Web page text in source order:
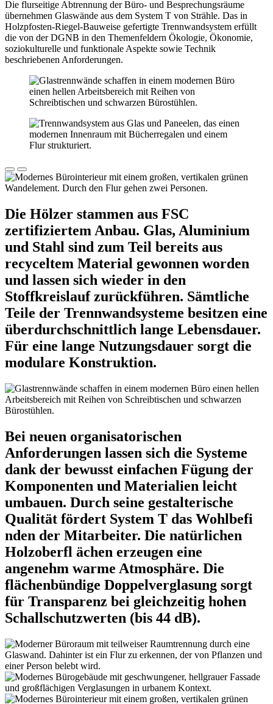
Die flurseitige Abtrennung der Büro- und Besprechungsräume
übernehmen Glaswände aus dem System T von Strähle. Das in
Holzpfosten-Riegel-Bauweise gefertigte Trennwandsystem erfüllt
die von der DGNB in den Themenfeldern Ökologie, Ökonomie,
soziokulturelle und funktionale Aspekte sowie Technik
beschriebenen Anforderungen.
Die Hölzer stammen aus FSC
zertifiziertem Anbau. Glas, Aluminium
und Stahl sind zum Teil bereits aus
recyceltem Material gewonnen worden
und lassen sich wieder in den
Stoffkreislauf zurückführen. Sämtliche
Teile der Trennwandsysteme besitzen eine
überdurchschnittlich lange Lebensdauer.
Für eine lange Nutzungsdauer sorgt die
modulare Konstruktion.
Bei neuen organisatorischen
Anforderungen lassen sich die Systeme
dank der bewusst einfachen Fügung der
Komponenten und Materialien leicht
umbauen. Durch seine gestalterische
Qualität fördert System T das Wohlbefi
nden der Mitarbeiter. Die natürlichen
Holzoberfl ächen erzeugen eine
angenehm warme Atmosphäre. Die
flächenbündige Doppelverglasung sorgt
für Transparenz bei gleichzeitig hohen
Schallschutzwerten (bis 44 dB).